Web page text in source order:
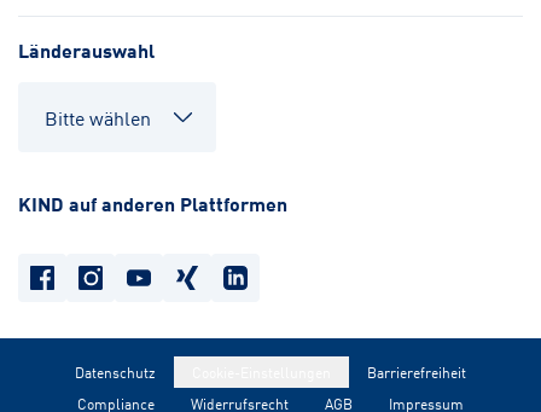
Länderauswahl
KIND auf anderen Plattformen
Datenschutz
Barrierefreiheit
Compliance
Widerrufsrecht AGB Impressum